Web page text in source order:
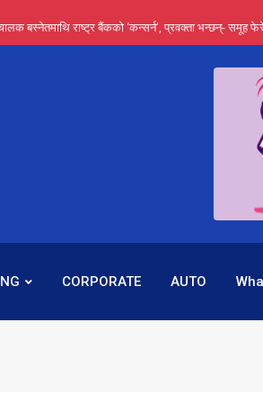
बस्नेतमाथि राष्ट्र बैंकको ‘कन्सर्न’, प्रवक्ता भन्छन्- समूह
आएका कर्मचारीमाथि हदैसम्मको विभेदः एउटै पदमा दुई
कमाइमा गरिमाको दमदार छलाङ, सेयरधनीलाई २० प्रतिशत
रमिता : सर्वसाधारणबाट छिरेका बस्नेत संस्थापक बनेर
CORPORATE AUTO